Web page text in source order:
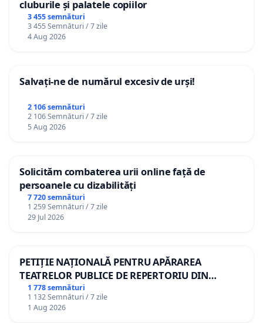
cluburile și palatele copiilor
3 455 semnături
3 455 Semnături / 7 zile
4 Aug 2026
Salvați-ne de numărul excesiv de urși!
2 106 semnături
2 106 Semnături / 7 zile
5 Aug 2026
Solicităm combaterea urii online față de
persoanele cu dizabilități
7 720 semnături
1 259 Semnături / 7 zile
29 Jul 2026
PETIȚIE NAȚIONALĂ PENTRU APĂRAREA
TEATRELOR PUBLICE DE REPERTORIU DIN
ROMÂNIA
1 778 semnături
1 132 Semnături / 7 zile
1 Aug 2026